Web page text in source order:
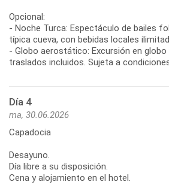
Opcional:
- Noche Turca: Espectáculo de bailes
típica cueva, con bebidas locales
- Globo aerostático: Excursión en
traslados incluidos. Sujeta a
Día 4
ma, 30.06.2026
Capadocia
Desayuno.
Día libre a su disposición.
Cena y alojamiento en el hotel.